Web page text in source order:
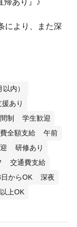
帰あり』♪
により、また深
内）
あり
制
学生歓迎
全額支給
午前
研修あり
交通費支給
からOK
深夜
上OK